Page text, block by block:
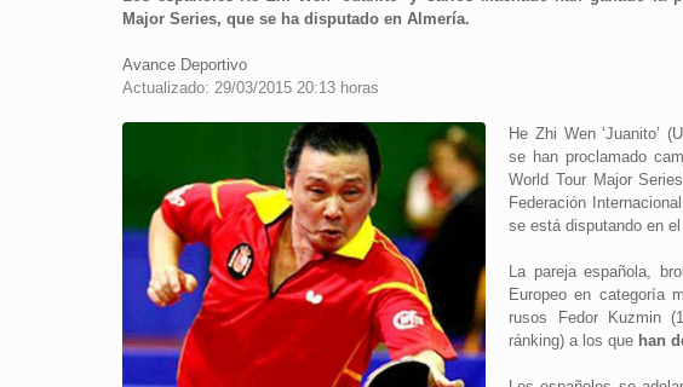
Major Series, que se ha disputado en Almería.
Avance Deportivo
Actualizado: 29/03/2015 20:13 horas
He Zhi Wen ‘Juanito’
se han proclamado
World Tour Major
Federación
se está disputando en
La pareja española,
Europeo en categoría
rusos Fedor Kuzmin
ránking) a los que han